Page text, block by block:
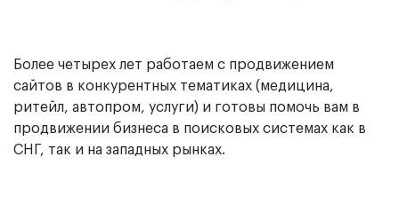
Более четырех лет работаем с продвижением
сайтов в конкурентных тематиках (медицина,
ритейл, автопром, услуги) и готовы помочь вам в
продвижении бизнеса в поисковых системах как в
СНГ, так и на западных рынках.